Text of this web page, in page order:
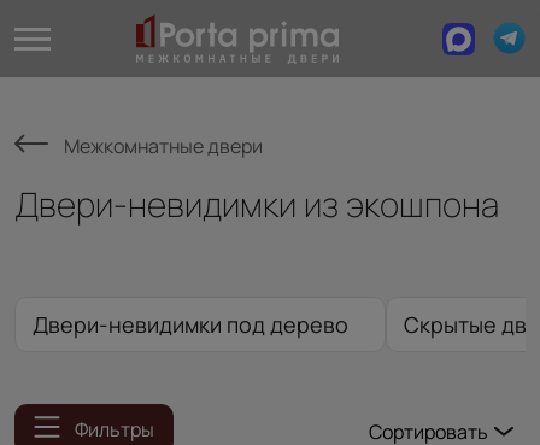
Межкомнатные двери
Двери-невидимки из экошпона
Двери-невидимки под дерево Скрытые
Фильтры
Сортировать